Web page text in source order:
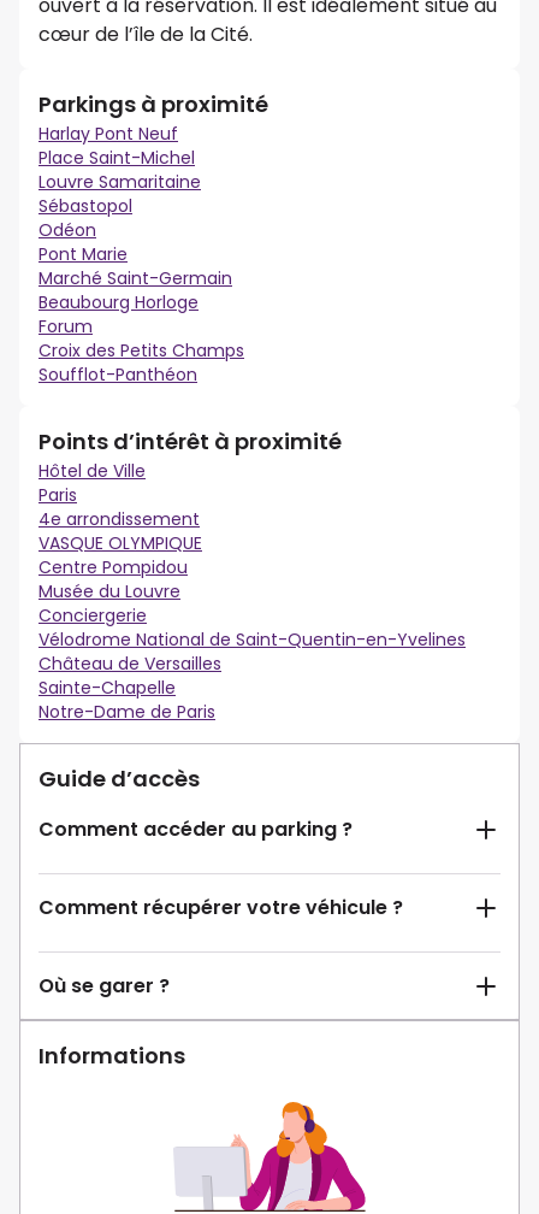
ouvert à la réservation. Il est idéalement situé au
cœur de l’île de la Cité.
Parkings à proximité
Harlay Pont Neuf
Place Saint-Michel
Louvre Samaritaine
Sébastopol
Odéon
Pont Marie
Marché Saint-Germain
Beaubourg Horloge
Forum
Croix des Petits Champs
Soufflot-Panthéon
Points d’intérêt à proximité
Hôtel de Ville
Paris
4e arrondissement
VASQUE OLYMPIQUE
Centre Pompidou
Musée du Louvre
Conciergerie
Vélodrome National de Saint-Quentin-en-Yvelines
Château de Versailles
Sainte-Chapelle
Notre-Dame de Paris
Guide d’accès
Comment accéder au parking ?
Comment récupérer votre véhicule ?
Où se garer ?
Informations